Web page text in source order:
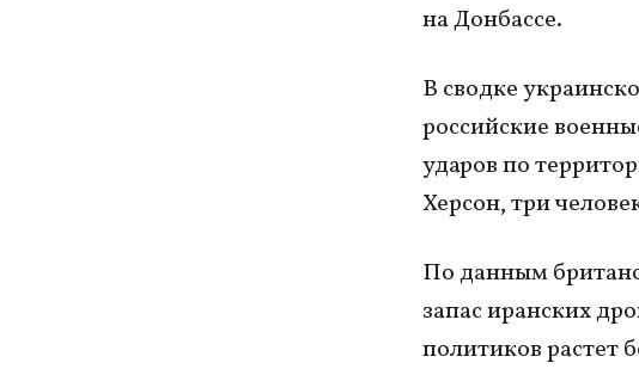
на Донбассе.
В сводке
российские
ударов по
Херсон, три
По данным
запас иранских
политиков растет